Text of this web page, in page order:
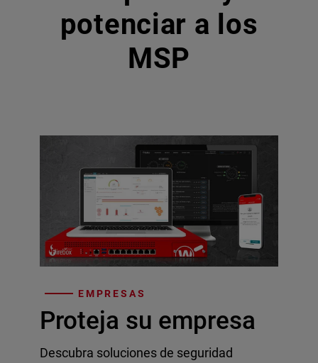
potenciar a los
MSP
EMPRESAS
Proteja su empresa
Descubra soluciones de seguridad